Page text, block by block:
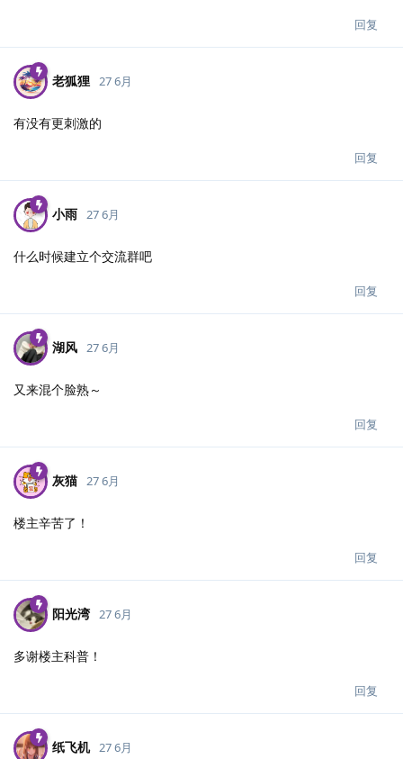
回复
老狐狸 27 6月
有没有更刺激的
回复
小雨 27 6月
什么时候建立个交流群吧
回复
湖风 27 6月
又来混个脸熟～
回复
灰猫 27 6月
楼主辛苦了！
回复
阳光湾 27 6月
多谢楼主科普！
回复
纸飞机 27 6月